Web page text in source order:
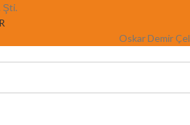
Şti.
Oskar Demir